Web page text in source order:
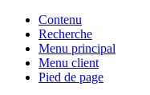
Contenu
Recherche
Menu principal
Menu client
Pied de page